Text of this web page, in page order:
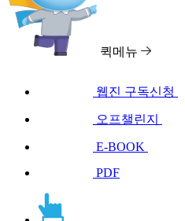
퀵메뉴
웹진 구독신청
오프챌린지
E-BOOK
PDF